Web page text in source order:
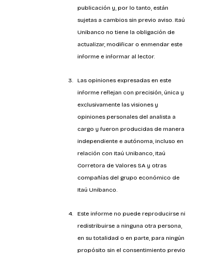
publicación y, por lo tanto, están
sujetas a cambios sin previo aviso. Itaú
Unibanco no tiene la obligación de
actualizar, modificar o enmendar este
informe e informar al lector.
Las opiniones expresadas en este
informe reflejan con precisión, única y
exclusivamente las visiones y
opiniones personales del analista a
cargo y fueron producidas de manera
independiente e autónoma, incluso en
relación con Itaú Unibanco, Itaú
Corretora de Valores SA y otras
compañías del grupo económico de
Itaú Unibanco.
Este informe no puede reproducirse ni
redistribuirse a ninguna otra persona,
en su totalidad o en parte, para ningún
propósito sin el consentimiento previo